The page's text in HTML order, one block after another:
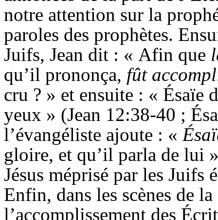
notre attention sur la
paroles des prophètes.
Juifs, Jean dit : « Afin que
qu’il prononça, fût
cru ? » et ensuite : « Ésaïe
yeux » (Jean 12:38-40 ;
l’évangéliste ajoute : «
gloire, et qu’il parla de lui
Jésus méprisé par les Juifs
Enfin, dans les scènes de
l’accomplissement des